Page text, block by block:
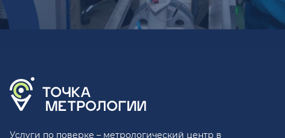
Услуги по поверке – метрологический центр в